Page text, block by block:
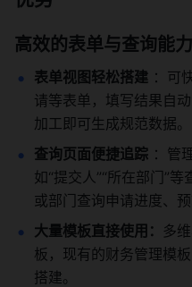
高效的表单与查询能力
表单视图轻松搭建 ：可
请等表单，填写结果自
加工即可生成规范数据。
查询页面便捷追踪 ：管
如“提交人”“所在部门”
或部门查询申请进度、
大量模板直接使用： 多
板，现有的财务管理模
搭建。